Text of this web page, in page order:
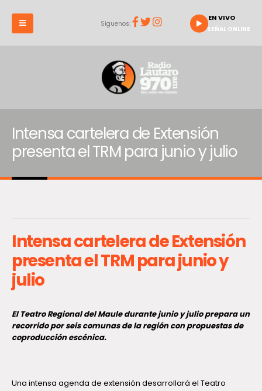
Síguenos:
EN VIVO
SEÑAL ONLINE
Intensa cartelera de Extensión
presenta el TRM para junio y julio
Intensa cartelera de Extensión
presenta el TRM para junio y
julio
El Teatro Regional del Maule durante junio y julio prepara un
recorrido por seis comunas de la región con propuestas de
coproducción escénica.
Una intensa agenda de extensión desarrollará el Teatro